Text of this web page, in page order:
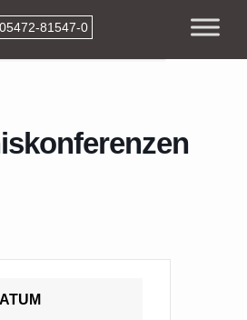
05472-81547-0
Zeugniskonferenzen 10e